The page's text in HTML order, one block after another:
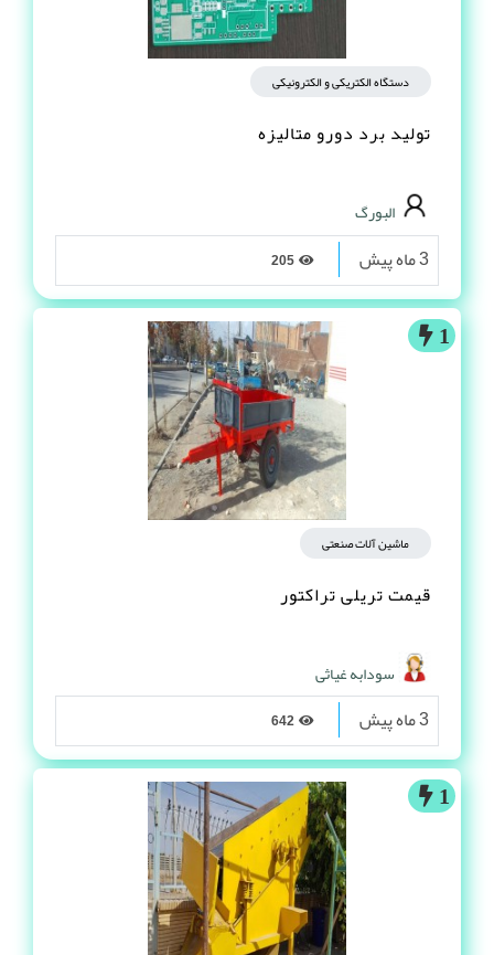
دستگاه الکتریکی و الکترونیکی
تولید برد دورو متالیزه
البورگ
3 ماه پیش
1
ماشین آلات صنعتی
قیمت تریلی تراکتور
سودابه غیاثی
3 ماه پیش
1